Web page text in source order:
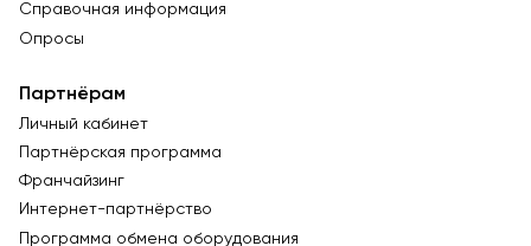
Справочная информация
Опросы
Партнёрам
Личный кабинет
Партнёрская программа
Франчайзинг
Интернет-партнёрство
Программа обмена оборудования